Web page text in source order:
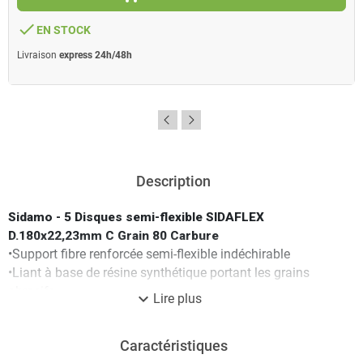
done EN STOCK
Livraison express 24h/48h
Description
Sidamo - 5 Disques semi-flexible SIDAFLEX
D.180x22,23mm C Grain 80 Carbure
•Support fibre renforcée semi-flexible indéchirable
•Liant à base de résine synthétique portant les grains
•Tous travaux intensifs sur surfaces planes : polir, poncer,
•Montage conseillé sur plateau support caoutchouc pour
expand_more Lire plus
Caractéristiques